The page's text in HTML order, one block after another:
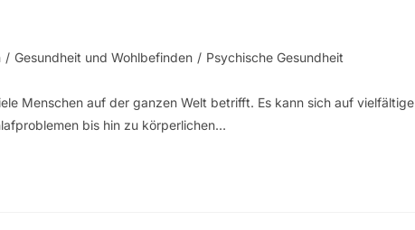
/ Gesundheit und Wohlbefinden / Psychische Gesundheit
Menschen auf der ganzen Welt betrifft. Es kann sich auf vielfältige
bis hin zu körperlichen…